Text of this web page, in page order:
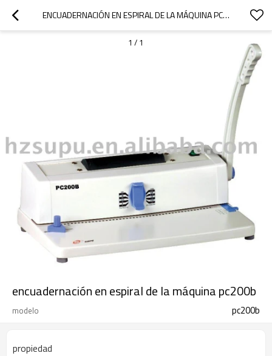
ENCUADERNACIÓN EN ESPIRAL DE LA MÁQUINA PC200B
1 / 1
encuadernación en espiral de la máquina pc200b
modelo pc200b
propiedad